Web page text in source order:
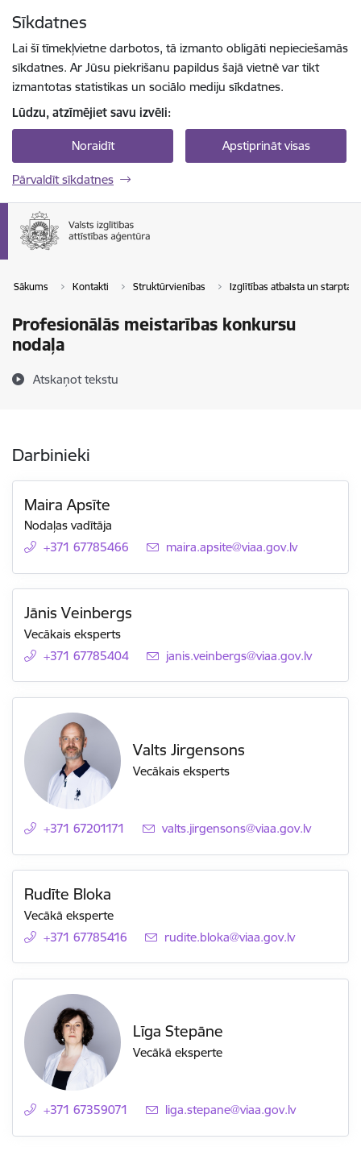
Sīkdatnes
Lai šī tīmekļvietne darbotos, tā izmanto obligāti nepieciešamās
sīkdatnes. Ar Jūsu piekrišanu papildus šajā vietnē var tikt
izmantotas statistikas un sociālo mediju sīkdatnes.
Lūdzu, atzīmējiet savu izvēli:
Noraidīt Apstiprināt visas
Pārvaldīt sīkdatnes
Sākums Kontakti Struktūrvienības Izglītības atbalsta un
Profesionālās meistarības konkursu
nodaļa
Atskaņot tekstu
Darbinieki
Maira Apsīte
Nodaļas vadītāja
+371 67785466
E-pasts:
maira.apsite@viaa.gov.lv
Jānis Veinbergs
Vecākais eksperts
+371 67785404
E-pasts:
janis.veinbergs@viaa.gov.lv
Valts Jirgensons
Vecākais eksperts
+371 67201171 E-pasts:
valts.jirgensons@viaa.gov.lv
Rudīte Bloka
Vecākā eksperte
+371 67785416
E-pasts:
rudite.bloka@viaa.gov.lv
Līga Stepāne
Vecākā eksperte
+371 67359071 E-pasts:
liga.stepane@viaa.gov.lv